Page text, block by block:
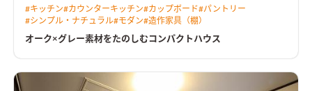
#キッチン#カウンターキッチン#カップボード#パントリー
#シンプル・ナチュラル#モダン#造作家具（棚）
オーク×グレー素材をたのしむコンパクトハウス